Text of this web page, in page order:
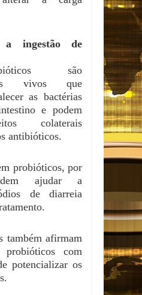
a ingestão de
são
vivos que
as bactérias
e podem
colaterais
antibióticos.
probióticos, por
ajudar a
de diarreia
também afirmam
probióticos com
potencializar os